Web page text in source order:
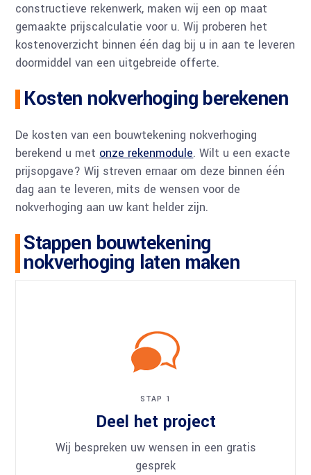
constructieve rekenwerk, maken wij een op maat
gemaakte prijscalculatie voor u. Wij proberen het
kostenoverzicht binnen één dag bij u in aan te leveren
doormiddel van een uitgebreide offerte.
Kosten nokverhoging berekenen
De kosten van een bouwtekening nokverhoging
berekend u met onze rekenmodule. Wilt u een exacte
prijsopgave? Wij streven ernaar om deze binnen één
dag aan te leveren, mits de wensen voor de
nokverhoging aan uw kant helder zijn.
Stappen bouwtekening
nokverhoging laten maken
STAP 1
Deel het project
Wij bespreken uw wensen in een gratis
gesprek